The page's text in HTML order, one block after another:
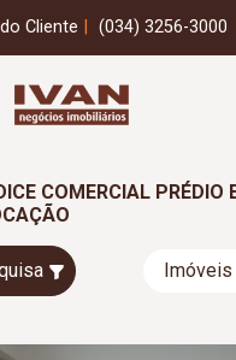
Cliente (034) 3256-3000
COMERCIAL PRÉDIO